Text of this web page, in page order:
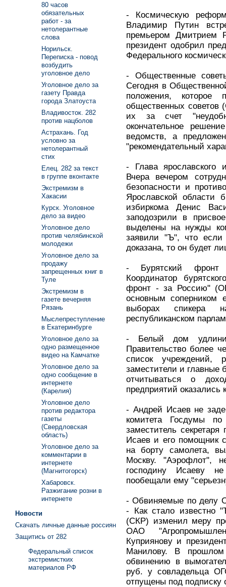
- Космическую
Владимир Путин
премьером Дмитрием
президент одобрил
Федерального
- Общественные
Сегодня в
положения, которое
общественных советов
их за счет
окончательное
ведомств, а
"рекомендательный
- Глава ярославского
Вчера вечером
безопасности и
Ярославской области
избиркома Денис
заподозрили в
выделены на нужды
заявили "Ъ", что если
доказана, то он будет
- Бурятский фронт
Координатор
фронт - за Россию"
основным соперником
выборах спикера
республиканском
- Белый дом
Правительство более
список учреждений,
заместители и главные
отчитываться о
предприятий
- Андрей Исаев не
комитета Госдумы
заместитель
Исаев и его помощник
на борту самолета,
Москву. "Аэрофлот",
господину Исаеву
пообещали ему
- Обвиняемые по делу
- Как стало известно
(СКР) изменил меру
ОАО
Куприянову и
Манилову. В
обвинению в
руб. у совладельца
отпущены под подписку
80 часов
обязательных
работ - за
нетолерантные
слова
Норильск.
Переписка - повод
возбудить
уголовное дело
Уголовное дело за
газету Правда
города Златоуста
Владивосток. 282
против нацболов
Астрахань. Год
условно за
нетолерантный
стих
Елец. 282 за текст
в группе вконтакте
Экстремизм в
Хакасии
Курск. Уголовное
дело за видео
Уголовное дело
против челябинской
молодежи
Уголовное дело за
продажу
запрещенных книг в
Туле
Экстремизм в
газете вечерняя
Рязань
Мыслепреступление
в Екатеринбурге
Уголовное дело за
одно размещенное
видео на Камчатке
Уголовное дело за
одно сообщение в
интернете
(Карелия)
Уголовное дело
против редактора
газеты
(Свердловская
область)
Уголовное дело за
комментарии в
интернете
(Магнитогорск)
Хабаровск.
Разжигание розни в
интернете
Новости
Скачать личные данные россиян
Защитись от 282
Федеральный список
экстремистких
материалов РФ